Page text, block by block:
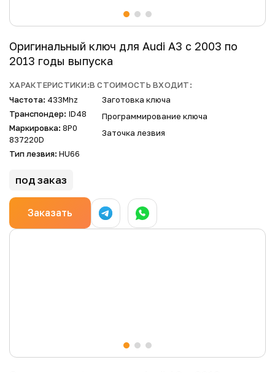
Оригинальный ключ для Audi A3 с 2003 по
2013 годы выпуска
ХАРАКТЕРИСТИКИ:
Частота: 433Mhz
Транспондер: ID48
Маркировка: 8P0
837220D
Тип лезвия: HU66
В СТОИМОСТЬ ВХОДИТ:
Заготовка ключа
Программирование ключа
Заточка лезвия
под заказ
Заказать